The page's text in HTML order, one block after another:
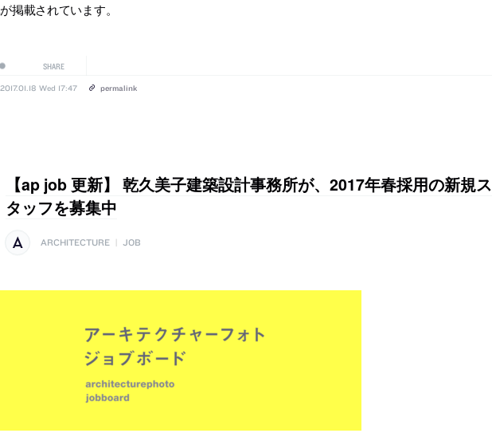
掲載されています。
SHARE
2017.01.18 Wed 17:47 permalink
【ap job 更新】 乾久美子建築設計事務所が、2017年春採用の新規ス
タッフを募集中
ARCHITECTURE JOB